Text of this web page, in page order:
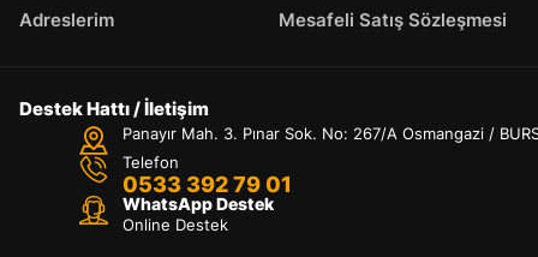
Adreslerim
Mesafeli Satış Sözleşmesi
Destek Hattı / İletişim
Panayır Mah. 3. Pınar Sok. No: 267/A Osmangazi /
Telefon
0533 392 79 01
WhatsApp Destek
Online Destek